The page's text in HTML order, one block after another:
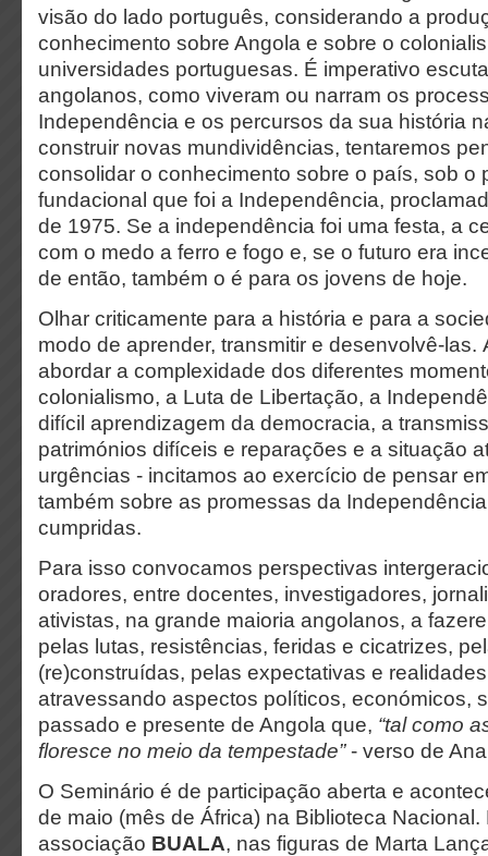
visão do lado português, considerando a
conhecimento sobre Angola e sobre o
universidades portuguesas. É imperativo
angolanos, como viveram ou narram os
Independência e os percursos da sua história
construir novas mundividências, tentaremos
consolidar o conhecimento sobre o país, sob o
fundacional que foi a Independência,
de 1975. Se a independência foi uma festa, a
com o medo a ferro e fogo e, se o futuro era
de então, também o é para os jovens de hoje.
Olhar criticamente para a história e para a
modo de aprender, transmitir e desenvolvê-las.
abordar a complexidade dos diferentes
colonialismo, a Luta de Libertação, a
difícil aprendizagem da democracia, a
patrimónios difíceis e reparações e a situação
urgências - incitamos ao exercício de pensar
também sobre as promessas da
cumpridas.
Para isso convocamos perspectivas
oradores, entre docentes, investigadores,
ativistas, na grande maioria angolanos, a
pelas lutas, resistências, feridas e cicatrizes,
(re)construídas, pelas expectativas e
atravessando aspectos políticos, económicos,
passado e presente de Angola que, “tal como
floresce no meio da tempestade”- verso de
O Seminário é de participação aberta e
de maio (mês de África) na Biblioteca
associação BUALA, nas figuras de Marta